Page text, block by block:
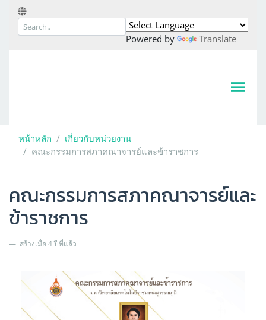
Powered by Translate
หน้าหลัก
เกี่ยวกับหน่วยงาน
คณะกรรมการสภาคณาจารย์และข้าราชการ
คณะกรรมการสภาคณาจารย์และ
ข้าราชการ
สร้างเมื่อ 4 ปีที่แล้ว